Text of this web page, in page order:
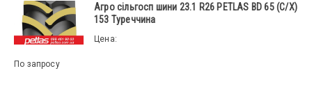
Агро сільгосп шини 23.1 R26 PETLAS BD 65 (С/Х)
153 Туреччина
Цена:
По запросу